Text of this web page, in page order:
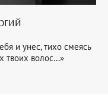
и унес, тихо смеясь
твоих волос…»